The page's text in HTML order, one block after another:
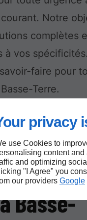
privacy
use Cookies to
content
and optimizing
"I Agree" you
our providers Google
Notre
complètes
à vos spécificités.
faire pour
Terre.
de vos
Basse-